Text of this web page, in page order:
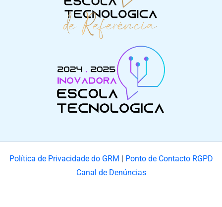
Política de Privacidade do GRM | Ponto de Contacto RGPD
Canal de Denúncias